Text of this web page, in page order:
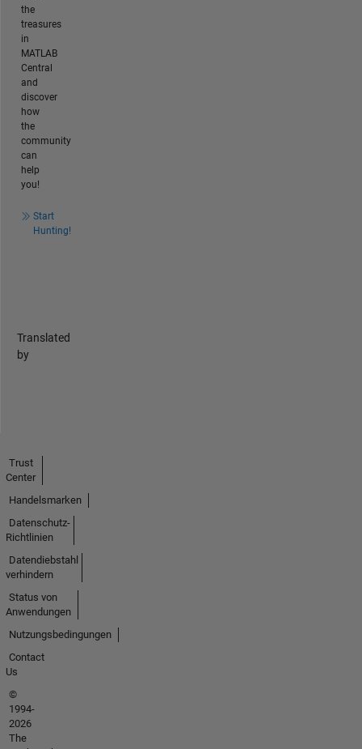
the
treasures
in
MATLAB
Central
and
discover
how
the
community
can
help
you!
Start
Hunting!
Translated
by
Trust
Center
Handelsmarken
Datenschutz-
Richtlinien
Datendiebstahl
verhindern
Status von
Anwendungen
Nutzungsbedingungen
Contact
Us
©
1994-
2026
The